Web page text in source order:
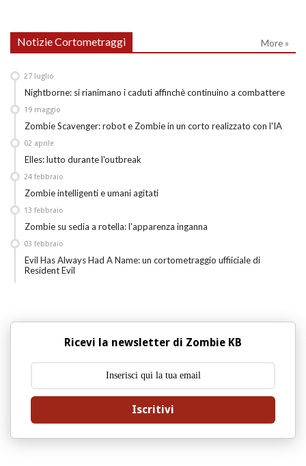
Notizie Cortometraggi More »
Nightborne: si rianimano i caduti affinchè continuino a combattere
27 luglio
Zombie Scavenger: robot e Zombie in un corto realizzato con l'IA
19 maggio
Elles: lutto durante l'outbreak
02 aprile
Zombie intelligenti e umani agitati
24 febbraio
Zombie su sedia a rotella: l'apparenza inganna
13 febbraio
Evil Has Always Had A Name: un cortometraggio uffiiciale di
Resident Evil
03 febbraio
Ricevi la newsletter di Zombie KB
Iscritivi